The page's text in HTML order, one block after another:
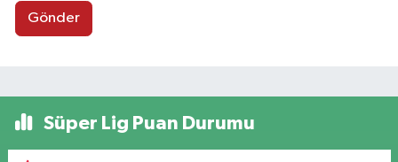
Gönder
Süper Lig Puan Durumu